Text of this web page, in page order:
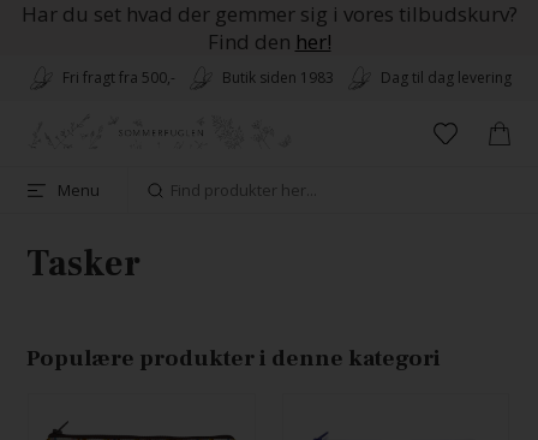
Har du set hvad der gemmer sig i vores tilbudskurv?
Find den her!
Fri fragt fra 500,- Butik siden 1983 Dag til dag levering
Menu
Tasker
Populære produkter i denne kategori